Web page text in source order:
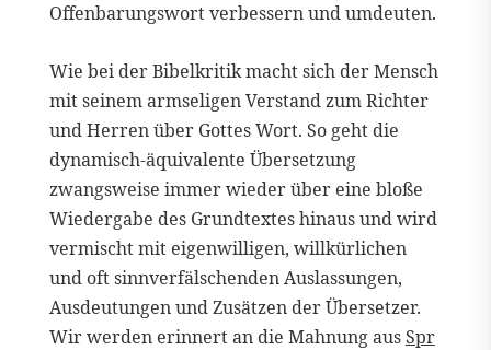
Offenbarungswort verbessern und umdeuten.
Wie bei der Bibelkritik macht sich der Mensch
mit seinem armseligen Verstand zum Richter
und Herren über Gottes Wort. So geht die
dynamisch-äquivalente Übersetzung
zwangsweise immer wieder über eine bloße
Wiedergabe des Grundtextes hinaus und wird
vermischt mit eigenwilligen, willkürlichen
und oft sinnverfälschenden Auslassungen,
Ausdeutungen und Zusätzen der Übersetzer.
Wir werden erinnert an die Mahnung ausSpr